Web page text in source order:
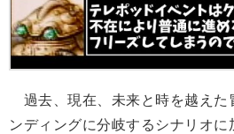
過去、現在、未来と時を越えた
ンディングに分岐するシナリオに